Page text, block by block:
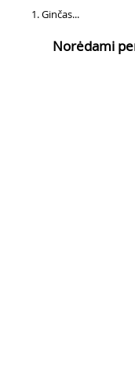
Ginčas...
Norėdami